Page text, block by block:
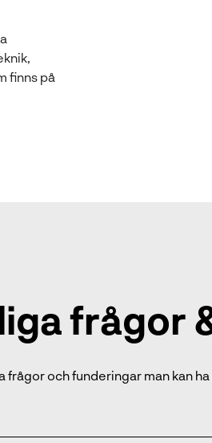
finns på
frågor
frågor och funderingar man kan